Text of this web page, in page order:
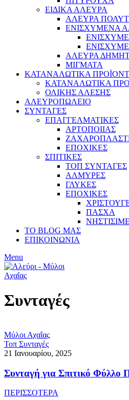
ΕΙΔΙΚΑ ΑΛΕΥΡΑ
ΑΛΕΥΡΑ
ΕΝΙΣΧΥΜΕΝΑ
ΑΛΕΥΡΑ
ΜΙΓΜΑΤΑ
ΚΑΤΑΝΑΛΩΤΙΚΑ
ΚΑΤΑΝΑΛΩΤΙΚΑ
ΟΛΙΚΗΣ ΑΛΕΣΗΣ
ΑΛΕΥΡΟΠΩΛΕΙΟ
ΣΥΝΤΑΓΕΣ
ΕΠΑΓΓΕΛΜΑΤΙΚΕΣ
ΑΡΤΟΠΟΙΙΑΣ
ΕΠΟΧΙΚΕΣ
ΣΠΙΤΙΚΕΣ
ΤΟΠ ΣΥΝΤΑΓΕΣ
ΑΛΜΥΡΕΣ
ΓΛΥΚΕΣ
ΕΠΟΧΙΚΕΣ
ΠΑΣΧΑ
ΤΟ BLOG ΜΑΣ
ΕΠΙΚΟΙΝΩΝΙΑ
Menu
Συνταγές
Μύλοι Αχαΐας
Τοπ Συνταγές
21 Ιανουαρίου, 2025
Συνταγή για Σπιτικό Φύλλο
ΠΕΡΙΣΣΟΤΕΡΑ